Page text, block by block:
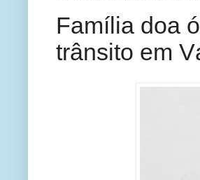
Família doa
trânsito em